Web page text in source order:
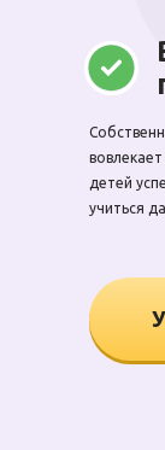
детей
учиться